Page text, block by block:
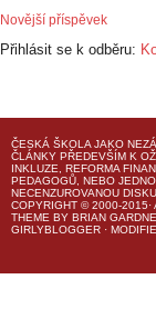
Novější příspěvek
Přihlásit se k odběru:
ČESKÁ ŠKOLA JAKO
ČLÁNKY PŘEDEVŠÍM K
INKLUZE, REFORMA
PEDAGOGŮ, NEBO
NECENZUROVANOU
COPYRIGHT © 2000-2015·
THEME BY BRIAN
GIRLYBLOGGER ·